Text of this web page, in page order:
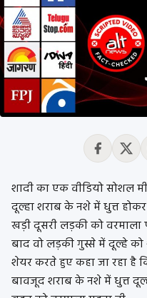
शादी का एक वीडियो सोशल
दूल्हा शराब के नशे में धुत्त
खड़ी दूसरी लड़की को
बाद वो लड़की गुस्से में दूल्हे को
शेयर करते हुए कहा जा रहा है
बावजूद शराब के नशे में धुत्त